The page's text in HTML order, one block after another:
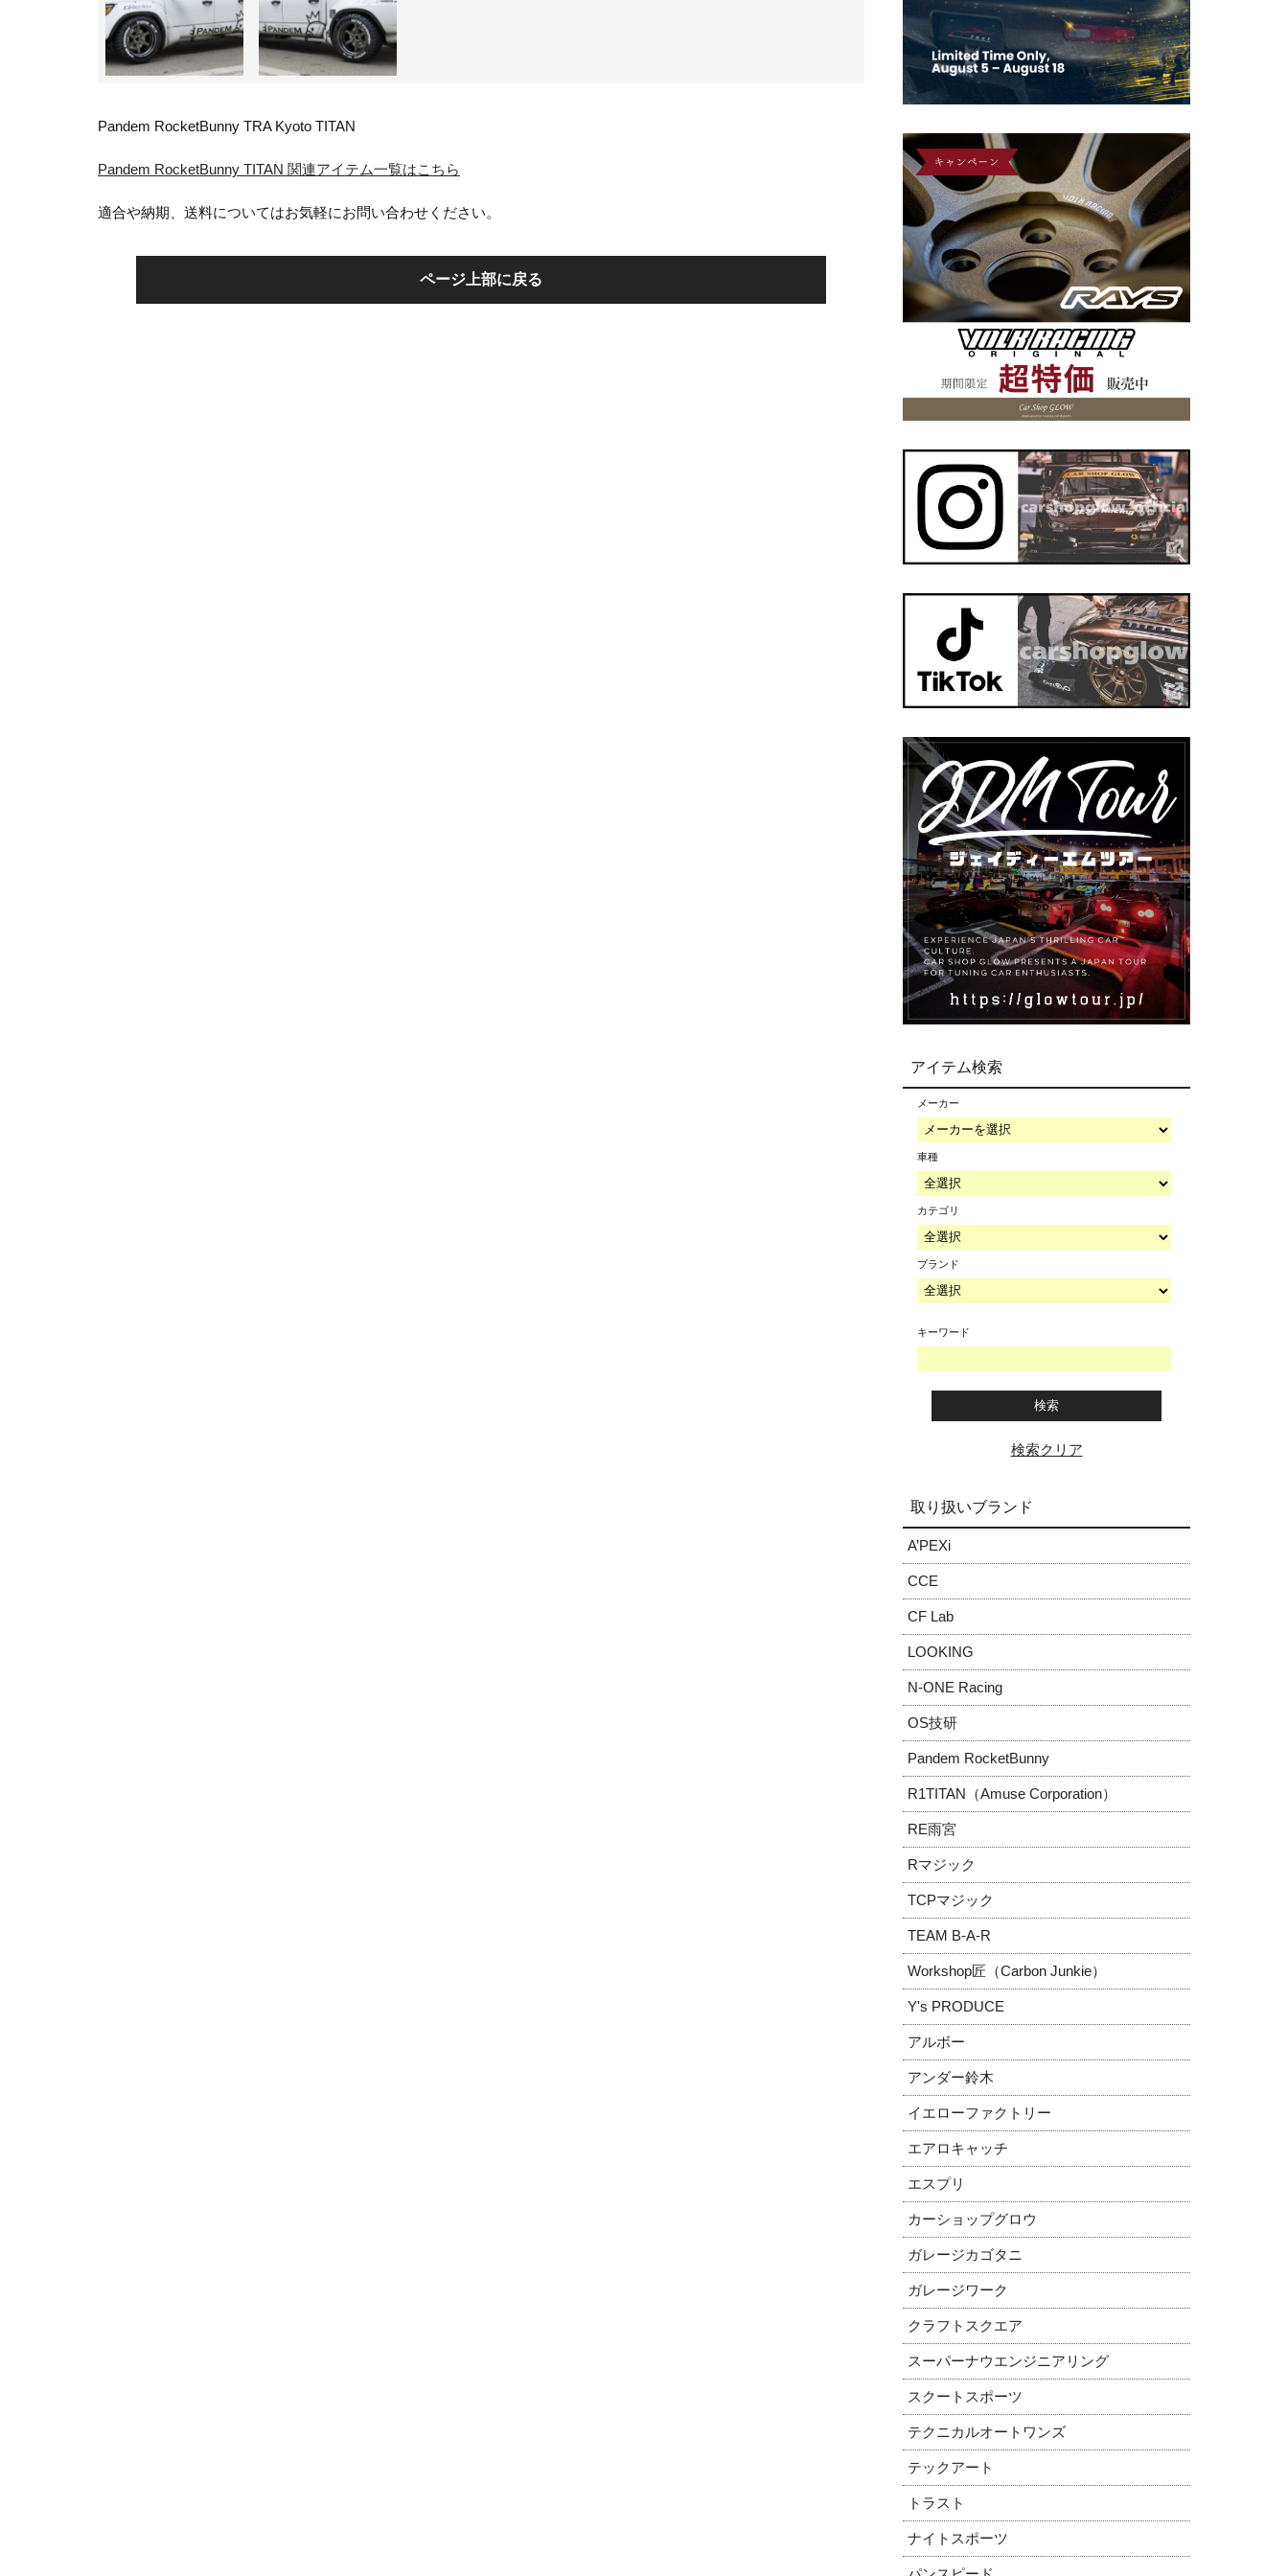
Pandem RocketBunny TRA Kyoto TITAN
Pandem RocketBunny TITAN 関連アイテム一覧はこちら
適合や納期、送料についてはお気軽にお問い合わせください。
ページ上部に戻る
アイテム検索
メーカー
車種
カテゴリ
ブランド
キーワード
検索クリア
取り扱いブランド
A’PEXi
CCE
CF Lab
LOOKING
N-ONE Racing
OS技研
Pandem RocketBunny
R1TITAN（Amuse Corporation）
RE雨宮
Rマジック
TCPマジック
TEAM B-A-R
Workshop匠（Carbon Junkie）
Y's PRODUCE
アルボー
アンダー鈴木
イエローファクトリー
エアロキャッチ
エスプリ
カーショップグロウ
ガレージカゴタニ
ガレージワーク
クラフトスクエア
スーパーナウエンジニアリング
スクートスポーツ
テクニカルオートワンズ
テックアート
トラスト
ナイトスポーツ